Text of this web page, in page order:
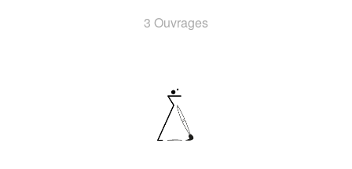
3 Ouvrages